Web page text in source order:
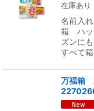
在庫あり
名前入
箱 ハッ
ズンに
すべて
万福箱